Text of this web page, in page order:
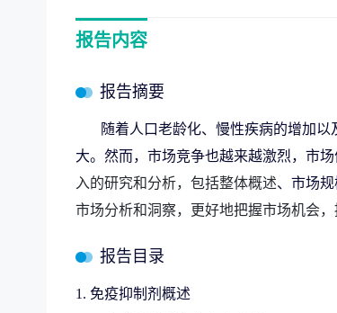
报告内容
报告摘要
随着人口老龄化、慢性疾病的增加
大。然而，市场竞争也越来越激烈，市场
入的研究和分析，包括整体概述、市场
市场分析和洞察，更好地把握市场机会
报告目录
1. 免疫抑制剂概述